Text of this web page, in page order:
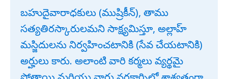
బహుదైవారాధకులు (ముష్రికీన్), తాము
సత్యతిరస్కారులమని సాక్ష్యమిస్తూ, అల్లాహ్
మస్జిదులను నిర్వహించటానికి (సేవ చేయటానికి)
అర్హులు కారు. అలాంటి వారి కర్మలు వ్యర్థమై